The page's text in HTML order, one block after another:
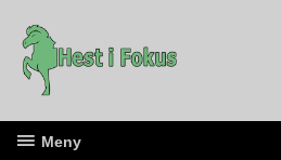
innholdet
Meny